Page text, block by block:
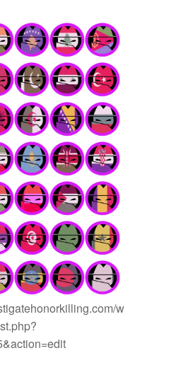
w